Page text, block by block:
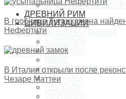
МИФЫ ДРЕВНЕЙ
ДРЕВНИЙ РИМ
ЦИВИЛИЗАЦИИ
ДРЕВНЯЯ ЛИВИЯ
ВАВИЛОН
НУБИЯ (КУШ)
ОСМАНЫ
В гробнице Тутанхамона
Нефертити
В Италии открыли после
Чезаре Маттеи